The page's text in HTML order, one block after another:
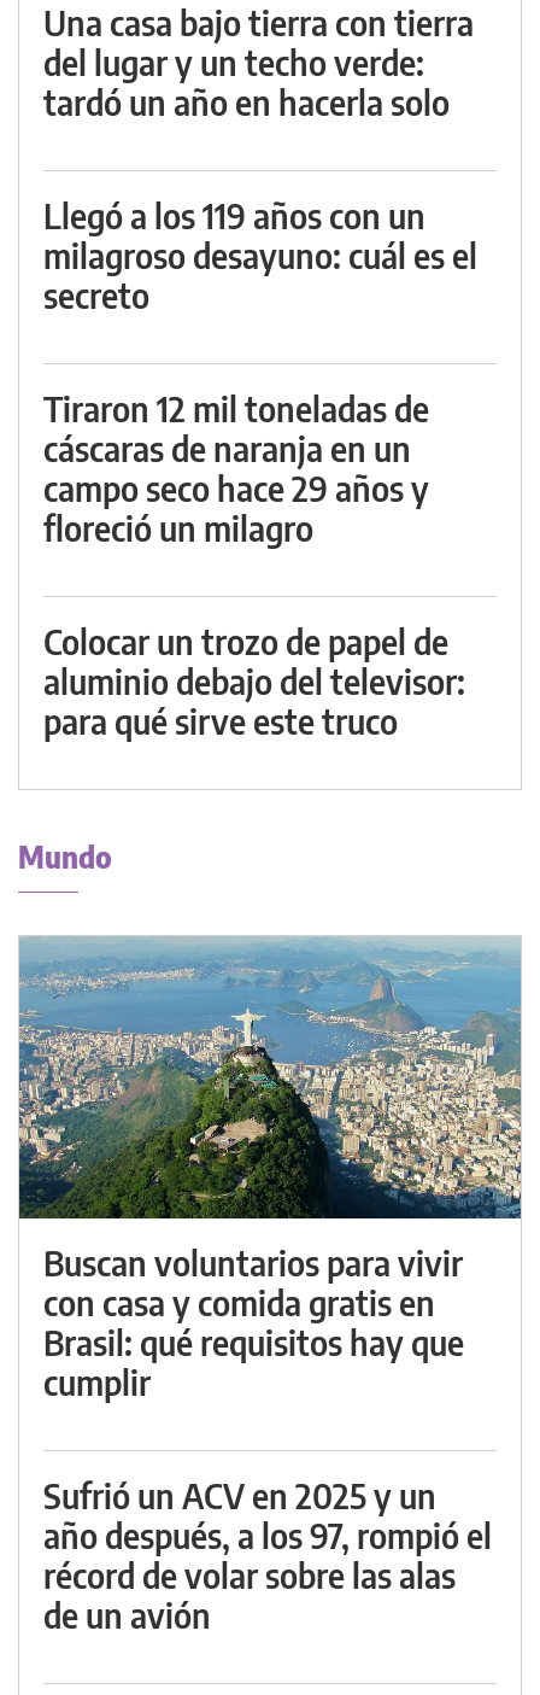
Una casa bajo tierra con tierra
del lugar y un techo verde:
tardó un año en hacerla solo
Llegó a los 119 años con un
milagroso desayuno: cuál es el
secreto
Tiraron 12 mil toneladas de
cáscaras de naranja en un
campo seco hace 29 años y
floreció un milagro
Colocar un trozo de papel de
aluminio debajo del televisor:
para qué sirve este truco
Mundo
Buscan voluntarios para vivir
con casa y comida gratis en
Brasil: qué requisitos hay que
cumplir
Sufrió un ACV en 2025 y un
año después, a los 97, rompió el
récord de volar sobre las alas
de un avión